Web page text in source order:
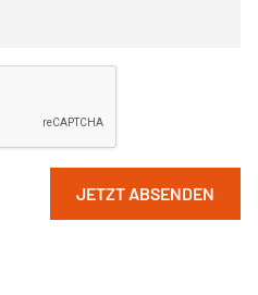
JETZT ABSENDEN